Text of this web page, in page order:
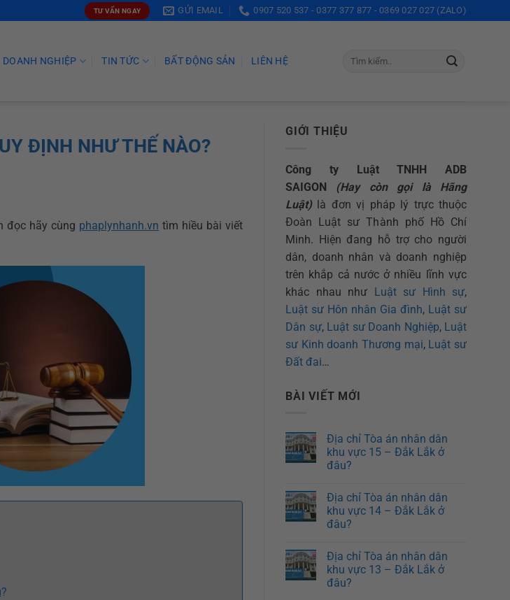
TƯ VẤN NGAY GỬI EMAIL 0907 520 537 - 0377 377 877 - 0369 027 027 (ZALO)
DOANH NGHIỆP TIN TỨC BẤT ĐỘNG SẢN LIÊN HỆ
ĐỊNH NHƯ THẾ NÀO?
đọc hãy cùng phaplynhanh.vn tìm hiều bài viết
GIỚI THIỆU
Công ty Luật TNHH ADB
SAIGON
(Hay còn gọi là Hãng
Luật) là đơn vị pháp lý trực thuộc
Đoàn Luật sư Thành phố Hồ Chí
Minh. Hiện đang hỗ trợ cho người
dân, doanh nhân và doanh nghiệp
trên khắp cả nước ở nhiều lĩnh vực
khác nhau như Luật sư Hình sự,
Luật sư Hôn nhân Gia đình, Luật sư
Dân sự, Luật sư Doanh Nghiệp, Luật
sư Kinh doanh Thương mại, Luật sư
Đất đai…
BÀI VIẾT MỚI
Địa chỉ Tòa án nhân dân
khu vực 15 – Đắk Lắk ở
đâu?
Địa chỉ Tòa án nhân dân
khu vực 14 – Đắk Lắk ở
đâu?
Địa chỉ Tòa án nhân dân
khu vực 13 – Đắk Lắk ở
đâu?